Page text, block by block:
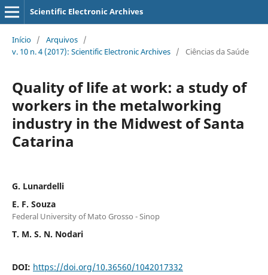
Scientific Electronic Archives
Início / Arquivos /
v. 10 n. 4 (2017): Scientific Electronic Archives / Ciências da Saúde
Quality of life at work: a study of
workers in the metalworking
industry in the Midwest of Santa
Catarina
G. Lunardelli
E. F. Souza
Federal University of Mato Grosso - Sinop
T. M. S. N. Nodari
DOI: https://doi.org/10.36560/1042017332